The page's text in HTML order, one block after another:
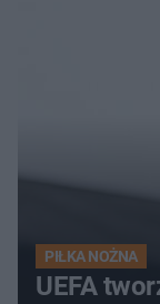
PIŁKA NOŻNA
UEFA